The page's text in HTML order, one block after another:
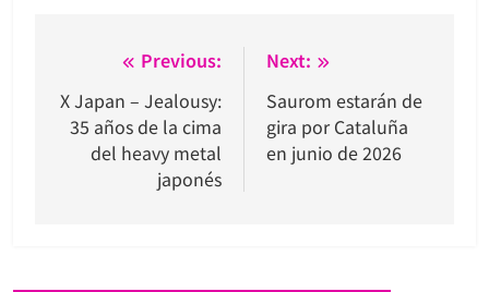
Navegación
de
entradas
Previous:
X Japan – Jealousy:
35 años de la cima
del heavy metal
japonés
Next:
Saurom estarán de
gira por Cataluña
en junio de 2026